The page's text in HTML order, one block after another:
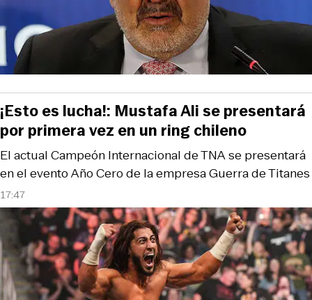
17:47
El actual Campeón Internacional de TNA se presentará
en el evento Año Cero de la empresa Guerra de Titanes
¡Esto es lucha!: Mustafa Ali se presentará
por primera vez en un ring chileno